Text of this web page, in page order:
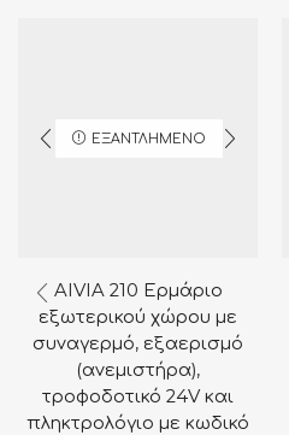
ΕΞΑΝΤΛΗΜΈΝΟ
AIVIA 210 Ερμάριο
εξωτερικού χώρου με
συναγερμό, εξαερισμό
(ανεμιστήρα),
τροφοδοτικό 24V και
πληκτρολόγιο με κωδικό